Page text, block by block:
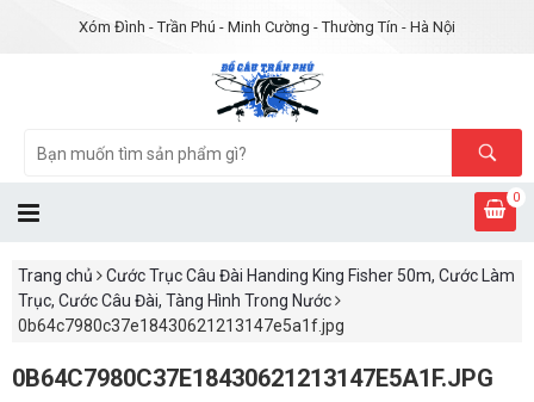
Xóm Đình - Trần Phú - Minh Cường - Thường Tín - Hà Nội
0
Trang chủ
Cước Trục Câu Đài Handing King Fisher 50m, Cước Làm
Trục, Cước Câu Đài, Tàng Hình Trong Nước
0b64c7980c37e18430621213147e5a1f.jpg
0B64C7980C37E18430621213147E5A1F.JPG